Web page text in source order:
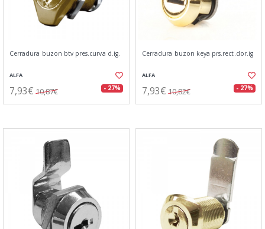
Cerradura buzon btv pres.curva d.ig.
ALFA
7,93€ 10,87€ - 27%
Cerradura buzon keya prs.rect.dor.ig
ALFA
7,93€ 10,82€ - 27%